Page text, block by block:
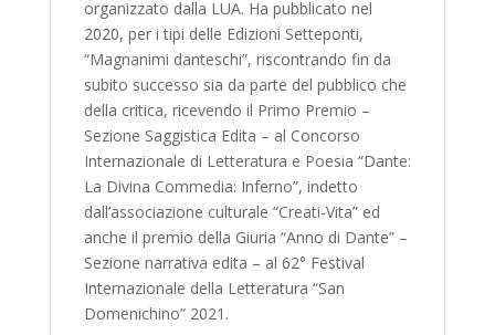
organizzato dalla LUA. Ha pubblicato nel
2020, per i tipi delle Edizioni Setteponti,
“Magnanimi danteschi”, riscontrando fin da
subito successo sia da parte del pubblico che
della critica, ricevendo il Primo Premio –
Sezione Saggistica Edita – al Concorso
Internazionale di Letteratura e Poesia “Dante:
La Divina Commedia: Inferno”, indetto
dall’associazione culturale “Creati-Vita” ed
anche il premio della Giuria “Anno di Dante” –
Sezione narrativa edita – al 62° Festival
Internazionale della Letteratura “San
Domenichino” 2021.